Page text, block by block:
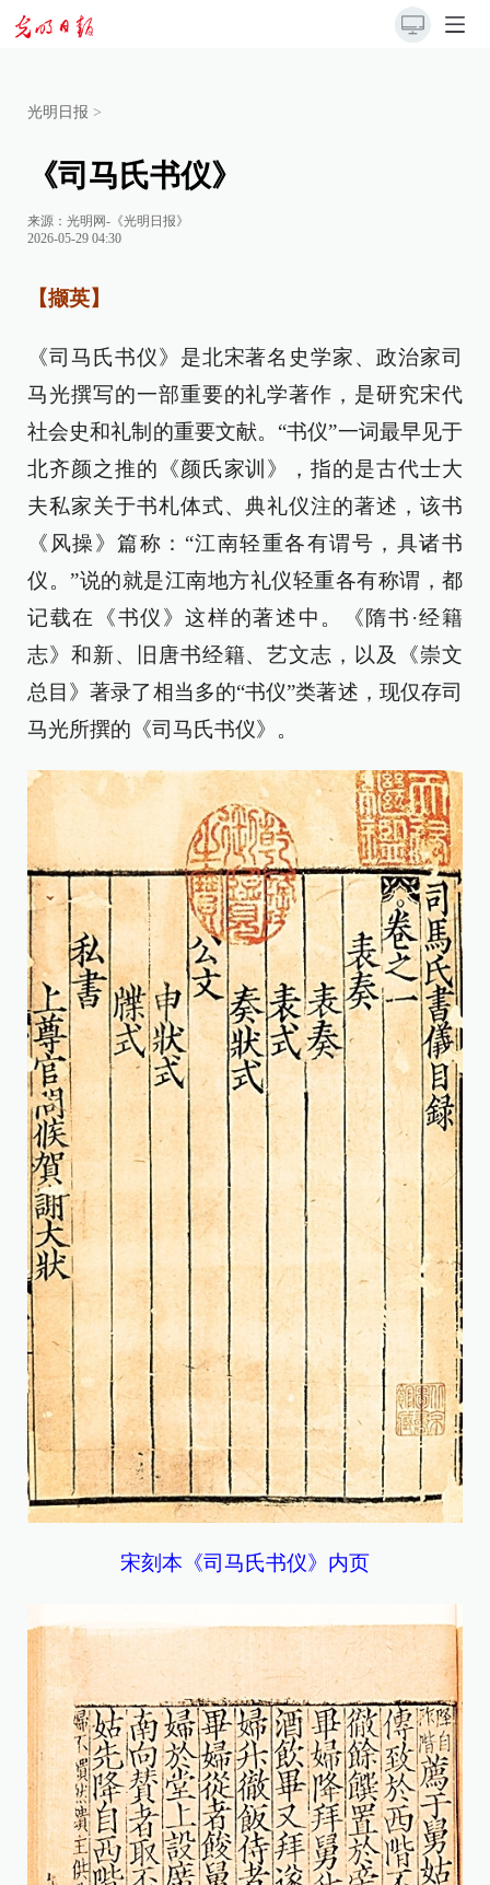
光明日报 >
《司马氏书仪》
来源： 光明网-《光明日报》
2026-05-29 04:30
【撷英】
《司马氏书仪》是北宋著名史学家、政治家司
马光撰写的一部重要的礼学著作，是研究宋代
社会史和礼制的重要文献。“书仪”一词最早见于
北齐颜之推的《颜氏家训》，指的是古代士大
夫私家关于书札体式、典礼仪注的著述，该书
《风操》篇称：“江南轻重各有谓号，具诸书
仪。”说的就是江南地方礼仪轻重各有称谓，都
记载在《书仪》这样的著述中。《隋书·经籍
志》和新、旧唐书经籍、艺文志，以及《崇文
总目》著录了相当多的“书仪”类著述，现仅存司
马光所撰的《司马氏书仪》。
宋刻本《司马氏书仪》内页